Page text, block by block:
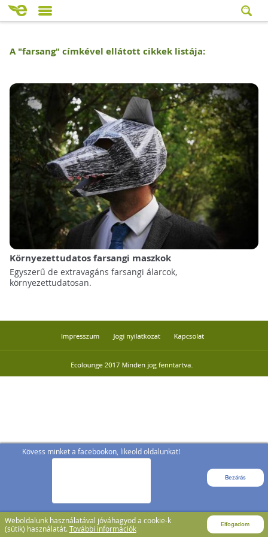
Kövess minket a facebookon, likeold oldalunkat!
Bezárás
Weboldalunk használatával jóváhagyod a cookie-k
(sütik) használatát. További információk Elfogadom
A "farsang" címkével ellátott cikkek listája:
Környezettudatos farsangi maszkok
Egyszerű de extravagáns farsangi álarcok,
környezettudatosan.